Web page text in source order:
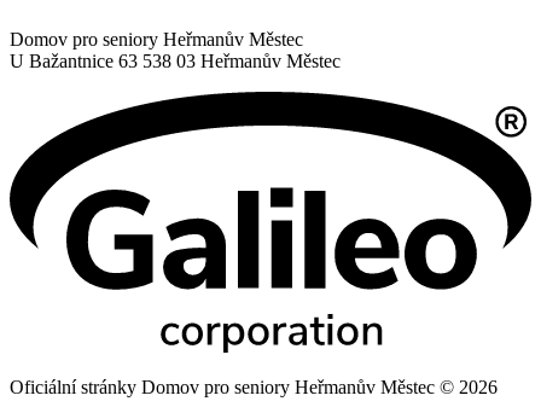
Domov pro seniory Heřmanův Městec
U Bažantnice 63 538 03 Heřmanův Městec
Oficiální stránky Domov pro seniory Heřmanův Městec © 2026